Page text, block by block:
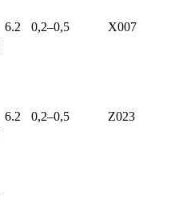
6.2 0,2–0,5 X007
6.2 0,2–0,5 Z023